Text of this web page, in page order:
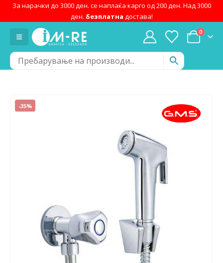
За нарачки до 3000 ден. се наплаќа карго од 200 ден. Над 3000
ден. безплатна достава!
0
-35%